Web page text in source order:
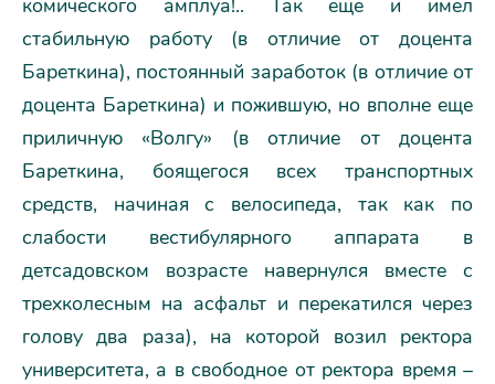
стабильную работу (в отличие от доцента
Бареткина), постоянный заработок (в отличие от
доцента Бареткина) и пожившую, но вполне еще
приличную «Волгу» (в отличие от доцента
Бареткина, боящегося всех транспортных
средств, начиная с велосипеда, так как по
слабости вестибулярного аппарата в
детсадовском возрасте навернулся вместе с
трехколесным на асфальт и перекатился через
голову два раза), на которой возил ректора
университета, а в свободное от ректора время –